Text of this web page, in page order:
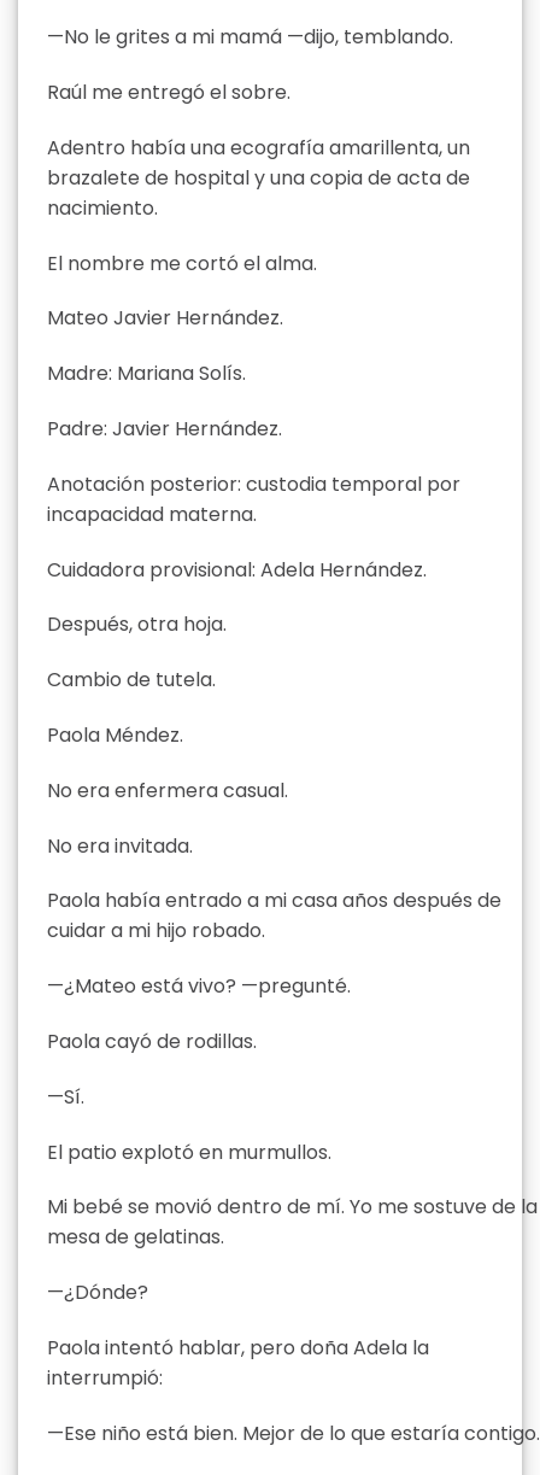
—No le grites a mi mamá —dijo, temblando.
Raúl me entregó el sobre.
Adentro había una ecografía amarillenta, un
brazalete de hospital y una copia de acta de
nacimiento.
El nombre me cortó el alma.
Mateo Javier Hernández.
Madre: Mariana Solís.
Padre: Javier Hernández.
Anotación posterior: custodia temporal por
incapacidad materna.
Cuidadora provisional: Adela Hernández.
Después, otra hoja.
Cambio de tutela.
Paola Méndez.
No era enfermera casual.
No era invitada.
Paola había entrado a mi casa años después de
cuidar a mi hijo robado.
—¿Mateo está vivo? —pregunté.
Paola cayó de rodillas.
—Sí.
El patio explotó en murmullos.
Mi bebé se movió dentro de mí. Yo me sostuve de la
mesa de gelatinas.
—¿Dónde?
Paola intentó hablar, pero doña Adela la
interrumpió:
—Ese niño está bien. Mejor de lo que estaría contigo.